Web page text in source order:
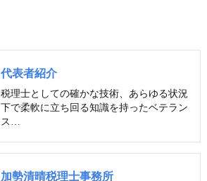
代表者紹介
税理士としての確かな技術、あらゆる状況
下で柔軟に立ち回る知識を持ったベテラン
ス…
加勢清晴税理士事務所